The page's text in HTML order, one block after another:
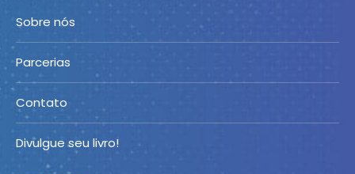
Sobre nós
Parcerias
Contato
Divulgue seu livro!